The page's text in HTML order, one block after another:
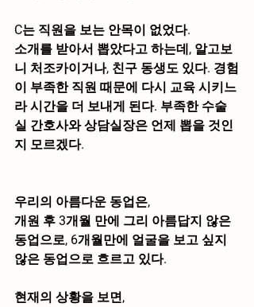
C는 직원을 보는 안목이 없었다.
소개를 받아서 뽑았다고 하는데, 알고보
니 처조카이거나, 친구 동생도 있다. 경험
이 부족한 직원 때문에 다시 교육 시키느
라 시간을 더 보내게 된다. 부족한 수술
실 간호사와 상담실장은 언제 뽑을 것인
지 모르겠다.
우리의 아름다운 동업은,
개원 후 3개월 만에 그리 아름답지 않은
동업으로, 6개월만에 얼굴을 보고 싶지
않은 동업으로 흐르고 있다.
현재의 상황을 보면,